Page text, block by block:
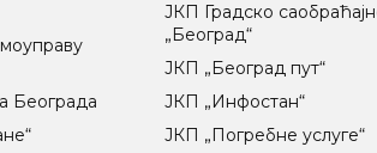
Београда
ЈКП Градско
„Београд“
ЈКП „Београд пут“
ЈКП „Инфостан“
ЈКП „Погребне услуге“